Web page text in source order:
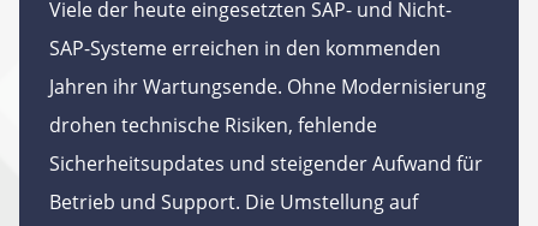
Viele der heute eingesetzten SAP- und Nicht-
SAP-Systeme erreichen in den kommenden
Jahren ihr Wartungsende. Ohne Modernisierung
drohen technische Risiken, fehlende
Sicherheitsupdates und steigender Aufwand für
Betrieb und Support. Die Umstellung auf